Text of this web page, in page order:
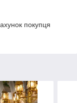
покупця